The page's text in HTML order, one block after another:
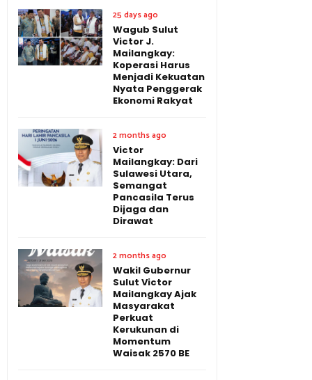
25 days ago
Wagub Sulut
Victor J.
Mailangkay:
Koperasi Harus
Menjadi Kekuatan
Nyata Penggerak
Ekonomi Rakyat
2 months ago
Victor
Mailangkay: Dari
Sulawesi Utara,
Semangat
Pancasila Terus
Dijaga dan
Dirawat
2 months ago
Wakil Gubernur
Sulut Victor
Mailangkay Ajak
Masyarakat
Perkuat
Kerukunan di
Momentum
Waisak 2570 BE